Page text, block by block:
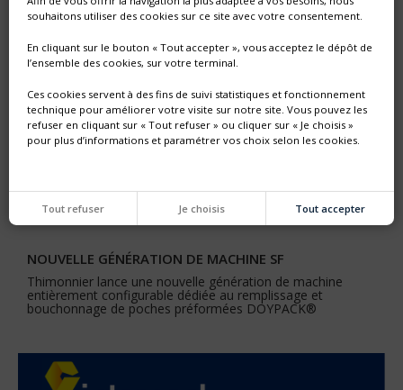
NOUVELLE GÉNÉRATION DE MACHINE SF
Thimonnier lance une nouvelle génération de machine
entièrement configurable dédiée au remplissage et
bouchonnage de poches préformées DOYPACK®
souhaitons utiliser des cookies sur ce site avec votre consentement.
En cliquant sur le bouton « Tout accepter », vous acceptez le dépôt de
l’ensemble des cookies, sur votre terminal.
Ces cookies servent à des fins de suivi statistiques et fonctionnement
technique pour améliorer votre visite sur notre site. Vous pouvez les
refuser en cliquant sur « Tout refuser » ou cliquer sur « Je choisis »
pour plus d’informations et paramétrer vos choix selon les cookies.
Tout refuser Je choisis Tout accepter